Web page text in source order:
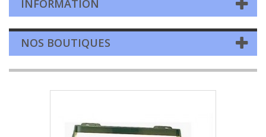
INFORMATION
NOS BOUTIQUES